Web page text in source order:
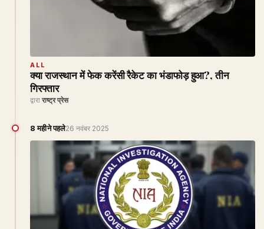
ALL
क्या राजस्थान में फेक करेंसी रैकेट का भंडाफोड़ हुआ?, तीन
गिरफ्तार
द्वारा राष्ट्र प्रेस
8 महीने पहले26 नवंबर 2025